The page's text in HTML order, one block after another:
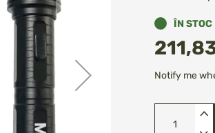
ÎN STOC
Notify me